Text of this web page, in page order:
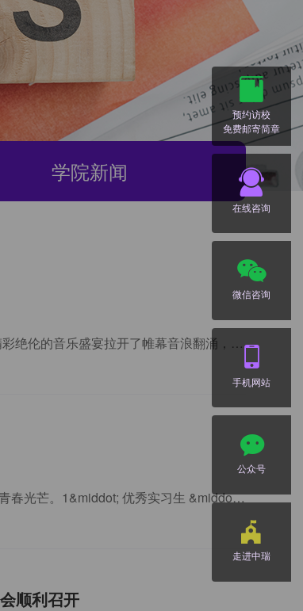
学院新闻
2026年瑞青年音乐节“瑞”青春&middot;“乐”飞Young春日的晚风裹挟着音浪星光为幕，微风拂面一场精彩绝伦的音乐盛宴拉开了帷幕音浪翻涌，心跳同频定格专
青春逢盛世，奋斗正当时。中瑞学子以青春之力守护银发岁月，在实践中践行专业、传递温情，绽放青春光芒。1&middot; 优秀实习生 &middot;健康服务与管理专业 邹子怡瑞爱帮社团成员
顺利召开
预约访校
免费邮寄简章
在线咨询
微信咨询
手机网站
公众号
走进中瑞